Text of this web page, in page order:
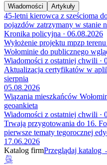
Wiadomości Artykuły
45-letni kierowca z sześcioma
pojazdów zatrzymany w stanie
Kronika policyjna · 06.08.2026
Wyłożenie projektu mpzp
Wołominie do publicznego
Wiadomości z ostatniej chwili ·
Aktualizacja certyfikatów w
sierpnia
05.08.2026
Wiązania mieszkańców
geoankieta
Wiadomości z ostatniej chwili ·
Trwają przygotowania do 16.
pierwsze tematy tegorocznej
17.06.2026
Katalog firmPrzeglądaj katalog